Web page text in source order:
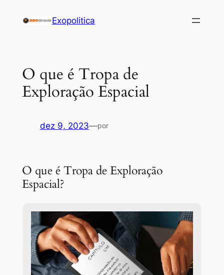
Exopolitica
O que é Tropa de
Exploração Espacial
dez 9, 2023—por
O que é Tropa de Exploração
Espacial?